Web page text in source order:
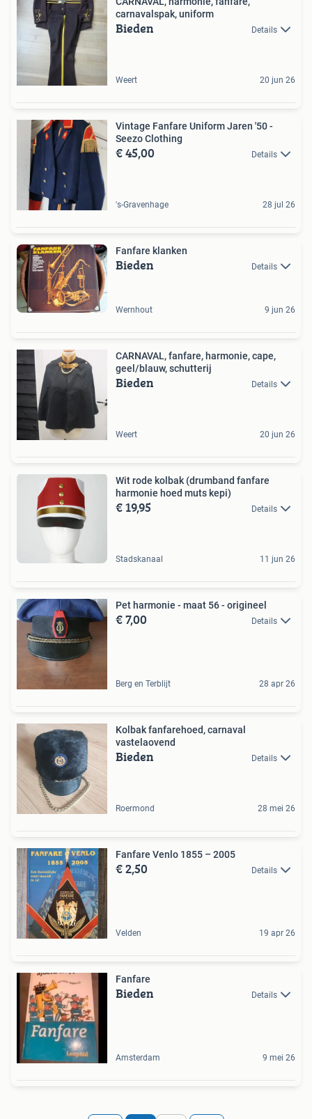
carnavalspak, uniform
Bieden Details
Weert 20 jun 26
Vintage Fanfare Uniform Jaren '50 -
Seezo Clothing
€ 45,00 Details
's-Gravenhage 28 jul 26
Fanfare klanken
Bieden Details
Wernhout 9 jun 26
CARNAVAL, fanfare, harmonie, cape,
geel/blauw, schutterij
Bieden Details
Weert 20 jun 26
Wit rode kolbak (drumband fanfare
harmonie hoed muts kepi)
€ 19,95 Details
Stadskanaal 11 jun 26
Pet harmonie - maat 56 - origineel
€ 7,00 Details
Berg en Terblijt 28 apr 26
Kolbak fanfarehoed, carnaval
vastelaovend
Bieden Details
Roermond 28 mei 26
Fanfare Venlo 1855 – 2005
€ 2,50 Details
Velden 19 apr 26
Fanfare
Bieden Details
Amsterdam 9 mei 26